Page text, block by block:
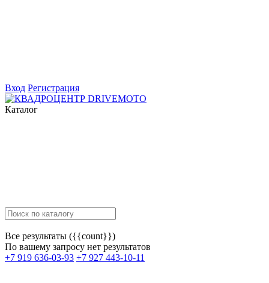
Вход Регистрация
Каталог
Все результаты ({{count}})
По вашему запросу нет результатов
+7 919 636-03-93 +7 927 443-10-11